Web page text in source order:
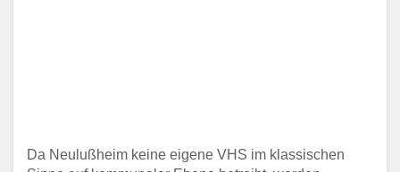
Da Neulußheim keine eigene VHS im klassischen